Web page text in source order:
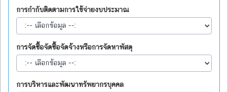
การกำกับติดตามการใช้จ่ายงบประมาณ
การจัดซื้อจัดซื้อจัดจ้างหรือการจัดหาพัสดุ
การบริหารและพัฒนาทรัพยากรบุคคล